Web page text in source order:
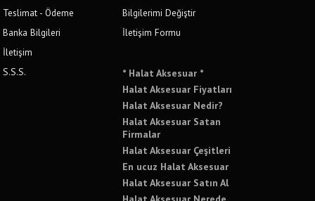
Teslimat - Ödeme
Banka Bilgileri
İletişim
S.S.S.
Bilgilerimi Değiştir
İletişim Formu
* Halat Aksesuar *
Halat Aksesuar Fiyatları
Halat Aksesuar Nedir?
Halat Aksesuar Satan
Firmalar
Halat Aksesuar Çeşitleri
En ucuz Halat Aksesuar
Halat Aksesuar Satın Al